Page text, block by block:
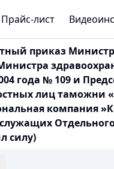
Прайс-лист
приказ
года № 109 и
лиц таможни
компания
силу)